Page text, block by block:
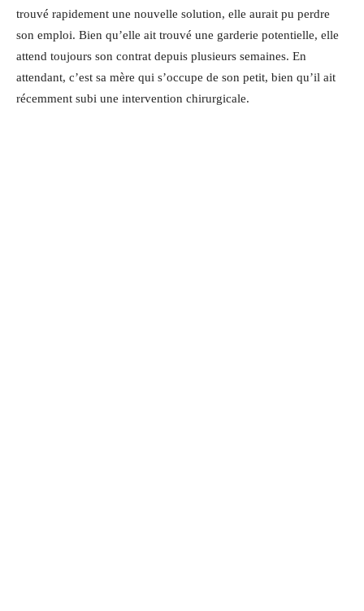
trouvé rapidement une nouvelle solution, elle aurait pu perdre
son emploi. Bien qu’elle ait trouvé une garderie potentielle, elle
attend toujours son contrat depuis plusieurs semaines. En
attendant, c’est sa mère qui s’occupe de son petit, bien qu’il ait
récemment subi une intervention chirurgicale.